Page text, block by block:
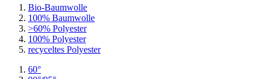
Bio-Baumwolle
100% Baumwolle
>60% Polyester
100% Polyester
recyceltes Polyester
60°